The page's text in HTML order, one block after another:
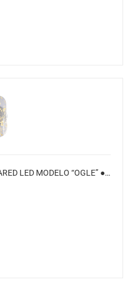
[OP-7203-11CH] APLIQUE DE PARED LED MODELO “OGLE” ● Color: Cromado